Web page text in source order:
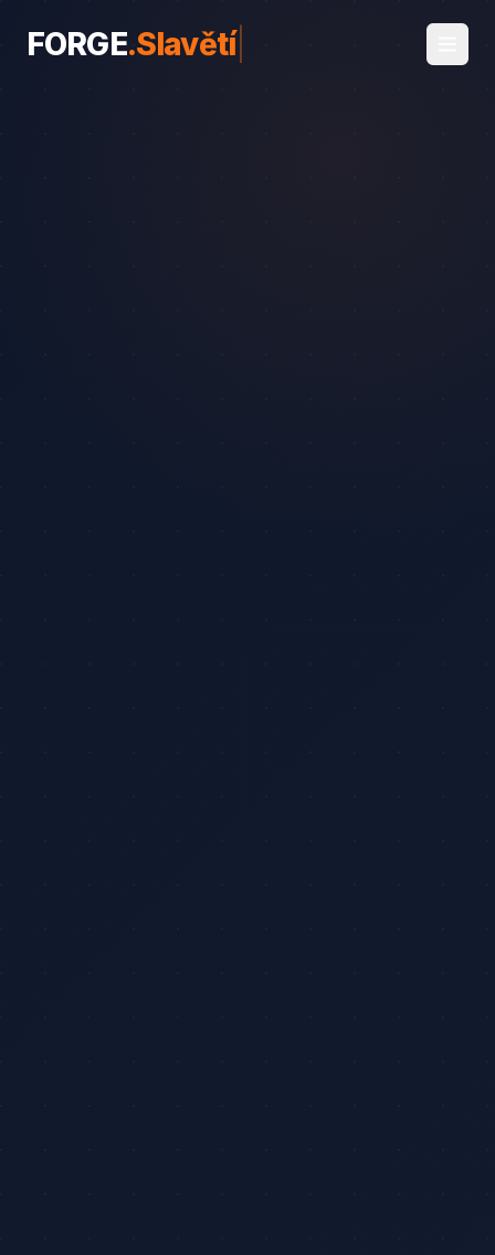
FORGE.Slavětín